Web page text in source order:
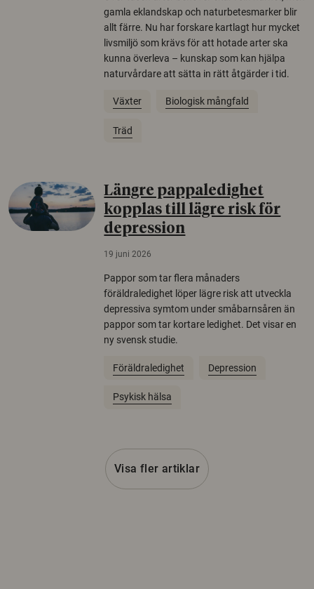
gamla eklandskap och naturbetesmarker blir
allt färre. Nu har forskare kartlagt hur mycket
livsmiljö som krävs för att hotade arter ska
kunna överleva – kunskap som kan hjälpa
naturvårdare att sätta in rätt åtgärder i tid.
Växter Biologisk mångfald
Träd
Längre pappaledighet
kopplas till lägre risk för
depression
19 juni 2026
Pappor som tar flera månaders
föräldraledighet löper lägre risk att utveckla
depressiva symtom under småbarnsåren än
pappor som tar kortare ledighet. Det visar en
ny svensk studie.
Föräldraledighet Depression
Psykisk hälsa
Visa fler artiklar